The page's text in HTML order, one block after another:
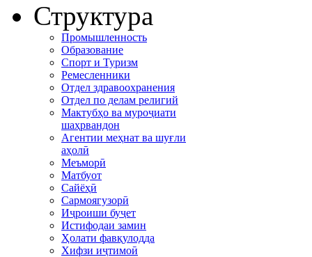
Структура
Промышленность
Образование
Спорт и Туризм
Ремесленники
Отдел здравоохранения
Отдел по делам религий
Мактубҳо ва муроҷиати
шаҳрвандон
Агентии меҳнат ва шуғли
аҳолӣ
Меъморӣ
Матбуот
Сайёҳӣ
Сармоягузорӣ
Иҷроиши буҷет
Истифодаи замин
Ҳолати фавқулодда
Хифзи иҷтимоӣ